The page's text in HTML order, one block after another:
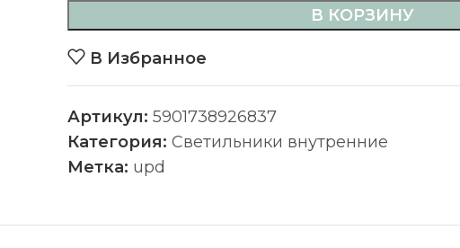
В КОРЗИНУ
В Избранное
Артикул: 5901738926837
Категория: Светильники внутренние
Метка: upd